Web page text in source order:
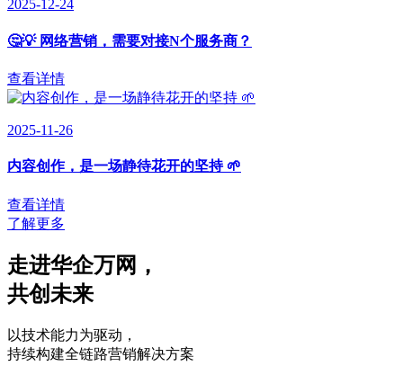
2025-12-24
🤔💡 网络营销，需要对接N个服务商？
查看详情
2025-11-26
内容创作，是一场静待花开的坚持 🌱
查看详情
了解更多
走进华企万网 ，
共创未来
以技术能力为驱动 ，
持续构建全链路营销解决方案